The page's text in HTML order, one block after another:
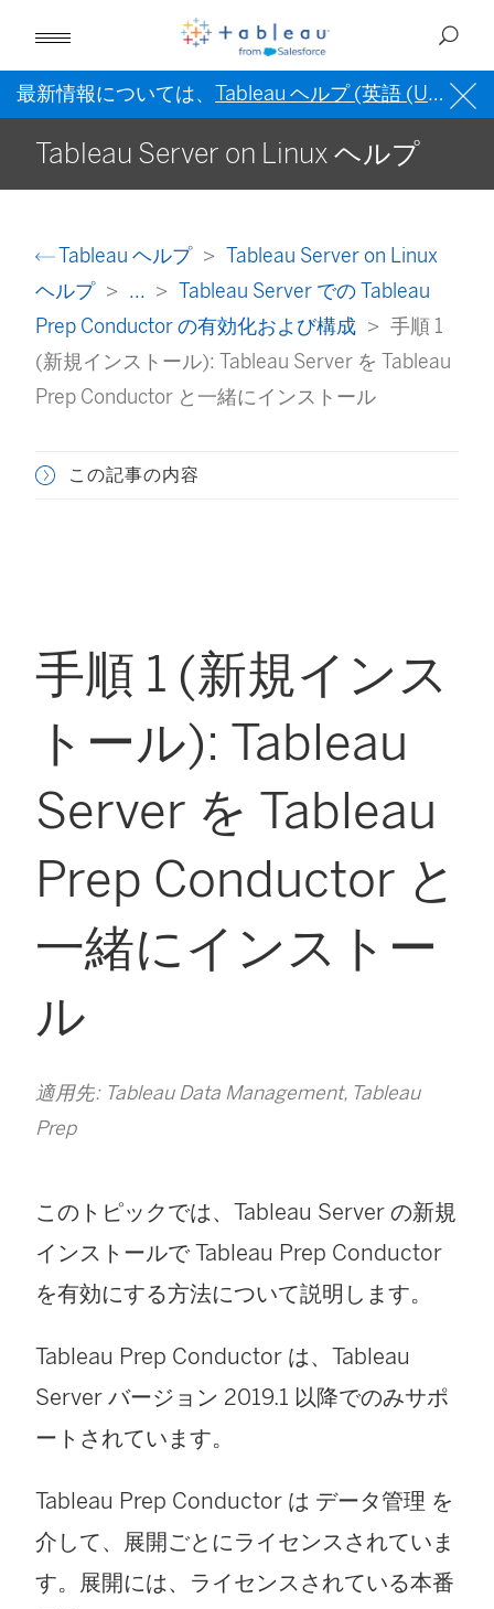
最新情報については、 Tableau ヘルプ (英語 (US)) を
Tableau Server on Linux ヘルプ
Tableau ヘルプ
Tableau Server on Linux
ヘルプ
...
Tableau Server での Tableau
Prep Conductor の有効化および構成
手順 1
(新規インストール): Tableau Server を Tableau
Prep Conductor と一緒にインストール
この記事の内容
手順 1 (新規インス
トール): Tableau
Server を Tableau
Prep Conductor と
一緒にインストー
ル
適用先: Tableau Data Management, Tableau
Prep
このトピックでは、Tableau Server の新規
インストールで Tableau Prep Conductor
を有効にする方法について説明します。
Tableau Prep Conductor は、Tableau
Server バージョン 2019.1 以降でのみサポ
ートされています。
Tableau Prep Conductor は データ管理 を
介して、展開ごとにライセンスされていま
す。展開には、ライセンスされている本番